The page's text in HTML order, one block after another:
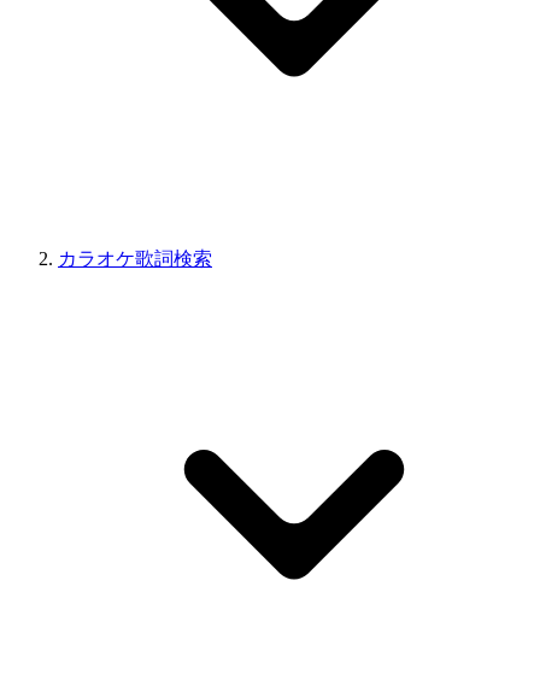
カラオケ歌詞検索